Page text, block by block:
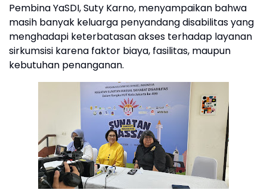
Pembina YaSDI, Suty Karno, menyampaikan bahwa
masih banyak keluarga penyandang disabilitas yang
menghadapi keterbatasan akses terhadap layanan
sirkumsisi karena faktor biaya, fasilitas, maupun
kebutuhan penanganan.